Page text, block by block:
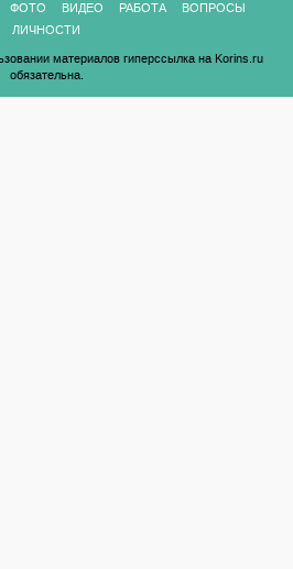
ФОТО ВИДЕО РАБОТА
ВОПРОСЫ
ЛИЧНОСТИ
материалов гиперссылка на Korins.ru
обязательна.